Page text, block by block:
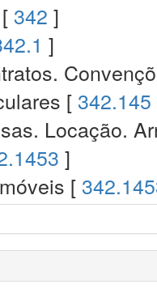
342 ]
]
[ 342.145
Locação.
]
[